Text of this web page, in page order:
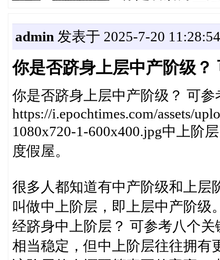
admin 发表于 2025-7-20 11:28:54
你是否跻身上层中产阶级？
你是否跻身上层中产阶级？ 可参
https://i.epochtimes.com/assets/
1080x720-1-600x400.jpg中上阶
度假屋。
很多人都知道有中产阶级和上层
叫做中上阶层，即上层中产阶级
经跻身中上阶层？ 可参考八个
相当稳定，但中上阶层往往拥有